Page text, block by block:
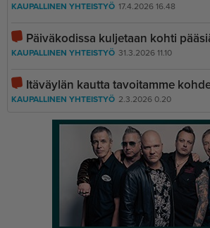
KAUPALLINEN YHTEISTYÖ 17.4.2026 16.48
Päiväkodissa kuljetaan kohti
KAUPALLINEN YHTEISTYÖ 31.3.2026 11.10
Itäväylän kautta tavoitamme
KAUPALLINEN YHTEISTYÖ 2.3.2026 0.20